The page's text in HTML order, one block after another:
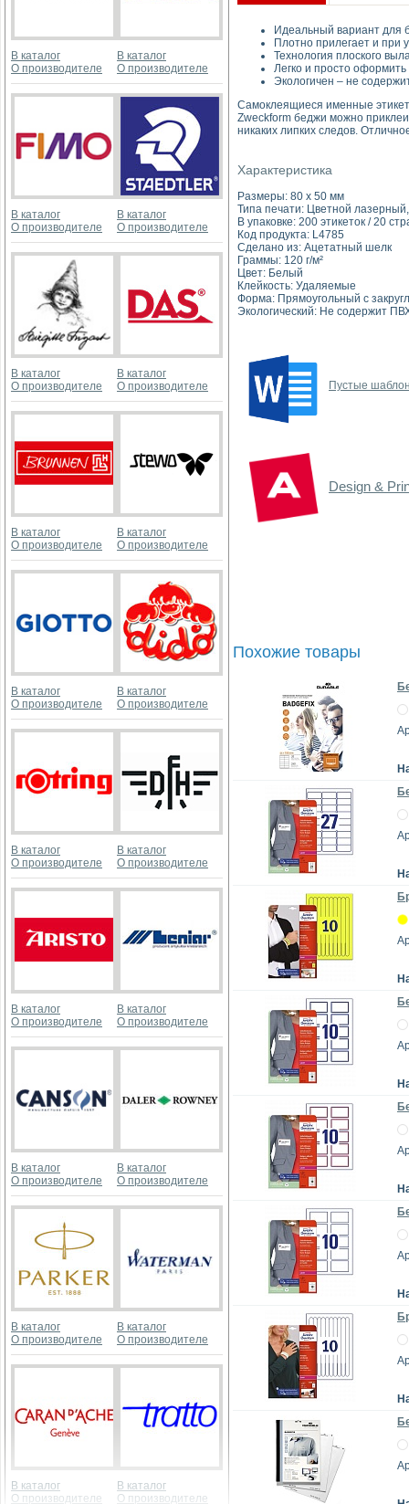
В каталог
О производителе
В каталог
О производителе
В каталог
О производителе
В каталог
О производителе
В каталог
О производителе
В каталог
О производителе
В каталог
О производителе
В каталог
О производителе
В каталог
О производителе
В каталог
О производителе
В каталог
О производителе
В каталог
О производителе
В каталог
О производителе
В каталог
О производителе
В каталог
О производителе
В каталог
О производителе
В каталог
О производителе
В каталог
О производителе
В каталог
О производителе
В каталог
О производителе
Идеальный вариант для
Плотно прилегает и при
Технология плоского
Легко и просто
Экологичен – не
Самоклеящиеся именные
Zweckform беджи можно
никаких липких следов.
Характеристика
Размеры: 80 x 50 мм
Типа печати: Цветной
В упаковке: 200 этикеток / 20
Код продукта: L4785
Сделано из: Ацетатный шелк
Граммы: 120 г/м²
Цвет: Белый
Клейкость: Удаляемые
Форма: Прямоугольный с
Экологический: Не содержит
Пустые
Design &
Похожие товары